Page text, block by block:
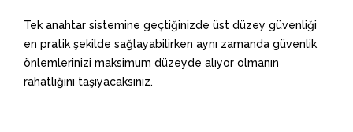
Tek anahtar sistemine geçtiğinizde üst düzey güvenliği
en pratik şekilde sağlayabilirken aynı zamanda güvenlik
önlemlerinizi maksimum düzeyde alıyor olmanın
rahatlığını taşıyacaksınız.